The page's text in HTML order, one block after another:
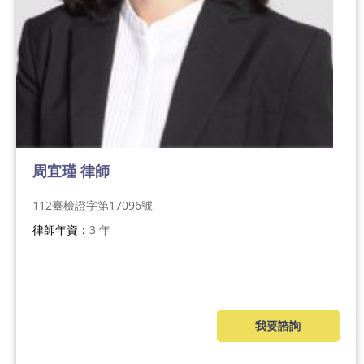
周宜瑾 律師
112臺檢證字第17096號
律師年資： 3 年
我要諮詢